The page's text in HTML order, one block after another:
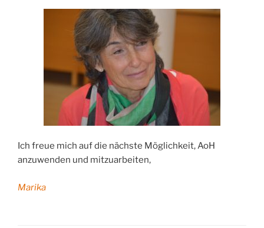
Ich freue mich auf die nächste Möglichkeit, AoH
anzuwenden und mitzuarbeiten,
Marika